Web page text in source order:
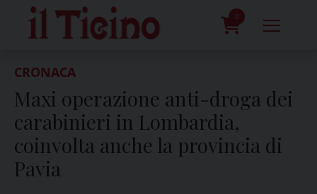
content
0
CRONACA
Maxi operazione anti-droga dei
carabinieri in Lombardia,
coinvolta anche la provincia di
Pavia